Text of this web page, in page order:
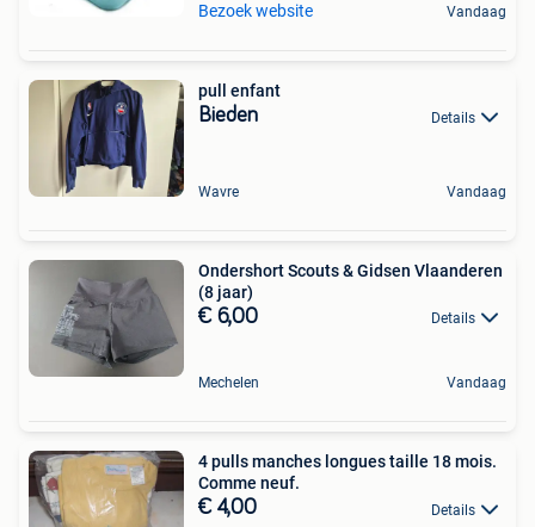
Bezoek website Vandaag
pull enfant
Bieden Details
Wavre Vandaag
Ondershort Scouts & Gidsen Vlaanderen
(8 jaar)
€ 6,00 Details
Mechelen Vandaag
4 pulls manches longues taille 18 mois.
Comme neuf.
€ 4,00 Details